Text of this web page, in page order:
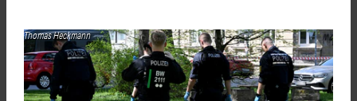
Thomas Heckmann